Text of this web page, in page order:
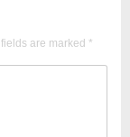
are marked *